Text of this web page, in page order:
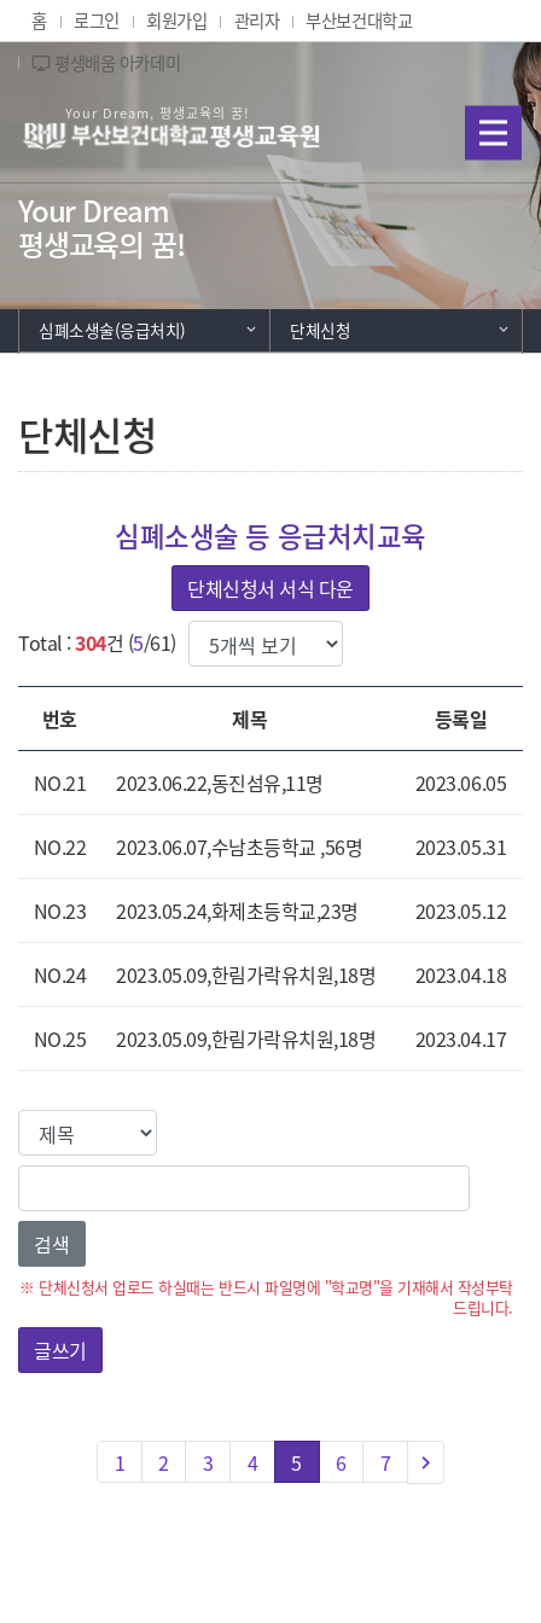
Skip Menu
홈 로그인 회원가입 관리자 부산보건대학교
airplay 평생배움 아카데미
부산보건대학교 평생교육
Your Dream
평생교육의 꿈!
심폐소생술(응급처치) 단체신청
단체신청
심폐소생술 등 응급처치교육
단체신청서 서식 다운
Total :304건 (5/61) 한번에 보여질 게시물 갯수
번호 제목 등록일
NO.21 2023.06.22,동진섬유,11명 2023.06.05
NO.22 2023.06.07,수남초등학교 ,56명 2023.05.31
NO.23 2023.05.24,화제초등학교,23명 2023.05.12
NO.24 2023.05.09,한림가락유치원,18명 2023.04.18
NO.25 2023.05.09,한림가락유치원,18명 2023.04.17
SEARCH
검색어
※ 단체신청서 업로드 하실때는 반드시 파일명에 "학교명"을 기재해서 작성부탁
드립니다.
글쓰기
1 2 3 4 5 6 7 keyboard_arrow_right